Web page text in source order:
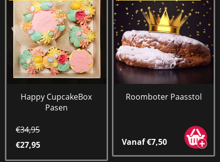
Happy CupcakeBox
Pasen
€34,95
€27,95
Roomboter Paasstol
Vanaf €7,50